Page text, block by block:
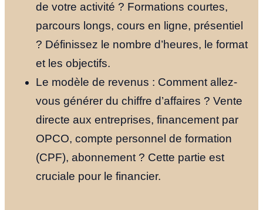
de votre activité ? Formations courtes,
parcours longs, cours en ligne, présentiel
? Définissez le nombre d’heures, le format
et les objectifs.
Le modèle de revenus : Comment allez-
vous générer du chiffre d’affaires ? Vente
directe aux entreprises, financement par
OPCO, compte personnel de formation
(CPF), abonnement ? Cette partie est
cruciale pour le financier.